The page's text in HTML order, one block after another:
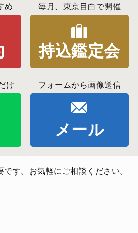
め 毎月、東京目白で開催
持込鑑定会
け フォームから画像送信
メール
す。お気軽にご相談ください。